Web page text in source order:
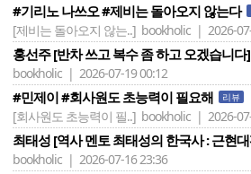
#기리노 나쓰오 #제비는 돌아오지 않는다
[제비는 돌아오지 않는..] bookholic | 2026-
홍선주 [반차 쓰고 복수 좀 하고 오겠습니
bookholic | 2026-07-19 00:12
#민제이 #회사원도 초능력이 필요해 리뷰
[회사원도 초능력이 필..] bookholic | 2026-
최태성 [역사 멘토 최태성의 한국사 : 근현
bookholic | 2026-07-16 23:36